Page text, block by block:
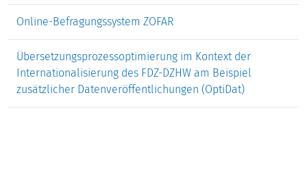
Online-Befragungssystem ZOFAR
Übersetzungsprozessoptimierung im Kontext der
Internationalisierung des FDZ-DZHW am Beispiel
zusätzlicher Datenveröffentlichungen (OptiDat)